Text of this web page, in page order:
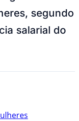
segundo
salarial do